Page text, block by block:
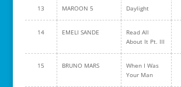
13 MAROON 5 Daylight
14 EMELI SANDE
Read All
About It Pt. III
15 BRUNO MARS
When I Was
Your Man